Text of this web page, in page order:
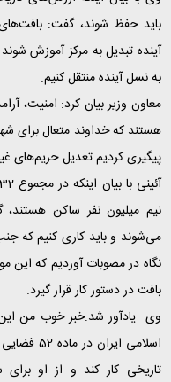
باید حفظ شوند، گفت: بافت‌های
آینده تبدیل به مرکز آموزش
به نسل آینده منتقل کنیم.
معاون وزیر بیان کرد: امنیت،
هستند که خداوند متعال برای
پیگیری کردیم تعدیل حریم‌های
نیم میلیون نفر ساکن
می‌شوند و باید کاری کنیم که
نگاه در مصوبات آوردیم که
بافت در دستور کار قرار گیرد.
وی یادآور شد:خبر خوب من
اسلامی
تاریخی کار کند و از او